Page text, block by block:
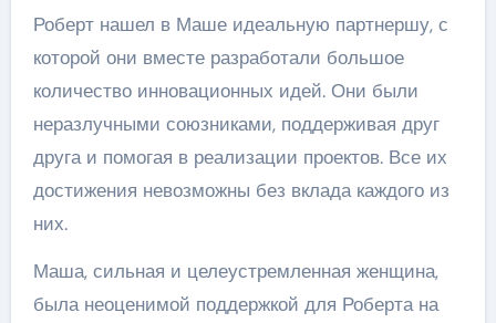
Роберт нашел в Маше идеальную партнершу, с
которой они вместе разработали большое
количество инновационных идей. Они были
неразлучными союзниками, поддерживая друг
друга и помогая в реализации проектов. Все их
достижения невозможны без вклада каждого из
них.
Маша, сильная и целеустремленная женщина,
была неоценимой поддержкой для Роберта на